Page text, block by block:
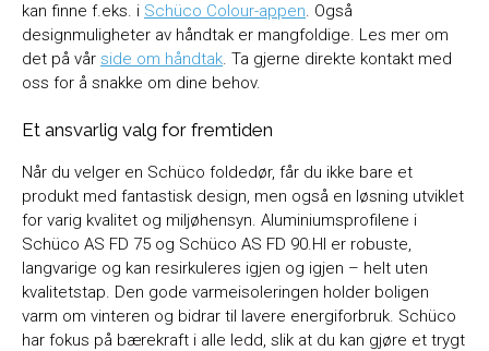
kan finne f.eks. i Schüco Colour-appen. Også
designmuligheter av håndtak er mangfoldige. Les mer om
det på vår side om håndtak. Ta gjerne direkte kontakt med
oss for å snakke om dine behov.
Et ansvarlig valg for fremtiden
Når du velger en Schüco foldedør, får du ikke bare et
produkt med fantastisk design, men også en løsning utviklet
for varig kvalitet og miljøhensyn. Aluminiumsprofilene i
Schüco AS FD 75 og Schüco AS FD 90.HI er robuste,
langvarige og kan resirkuleres igjen og igjen – helt uten
kvalitetstap. Den gode varmeisoleringen holder boligen
varm om vinteren og bidrar til lavere energiforbruk. Schüco
har fokus på bærekraft i alle ledd, slik at du kan gjøre et trygt